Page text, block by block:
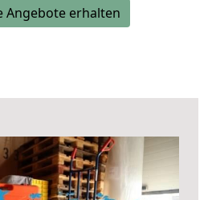
Angebote erhalten